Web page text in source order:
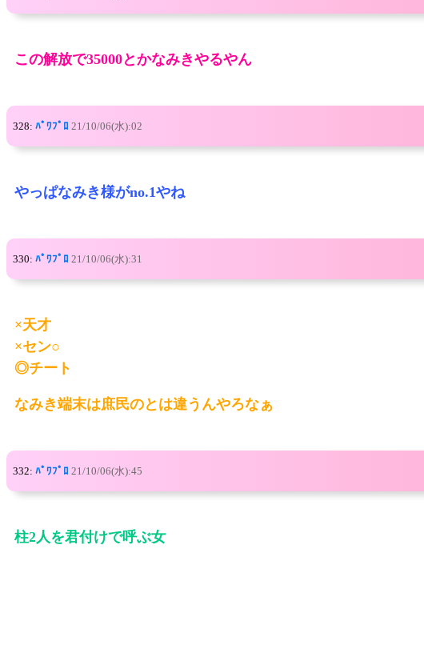
この解放で35000とかなみきやるやん
328: ﾊﾟﾜﾌﾟﾛ 21/10/06(水):02
やっぱなみき様がno.1やね
330: ﾊﾟﾜﾌﾟﾛ 21/10/06(水):31
×天才
×セン○
◎チート
なみき端末は庶民のとは違うんやろなぁ
332: ﾊﾟﾜﾌﾟﾛ 21/10/06(水):45
柱2人を君付けで呼ぶ女